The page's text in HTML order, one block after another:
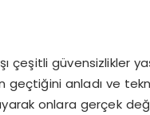
çeşitli güvensizlikler
anladı ve
onlara gerçek